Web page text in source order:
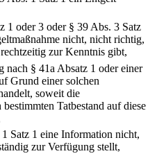
1 oder 3 oder § 39 Abs. 3 Satz
nicht, nicht richtig,
zur Kenntnis gibt,
nach § 41a Absatz 1 oder einer
Grund einer solchen
soweit die
Tatbestand auf diese
Satz 1 eine Information nicht,
zur Verfügung stellt,